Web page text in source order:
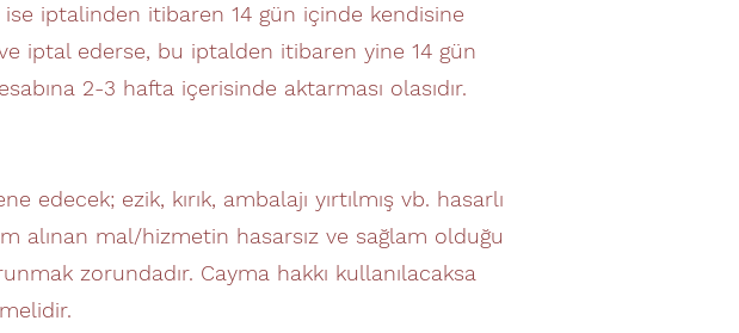
iptalinden itibaren 14 gün içinde kendisine
iptal ederse, bu iptalden itibaren yine 14 gün
2-3 hafta içerisinde aktarması olasıdır.
ezik, kırık, ambalajı yırtılmış vb. hasarlı
alınan mal/hizmetin hasarsız ve sağlam olduğu
zorundadır. Cayma hakkı kullanılacaksa